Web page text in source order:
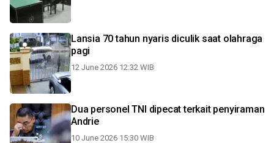
Lansia 70 tahun nyaris diculik saat olahraga
pagi
12 June 2026 12:32 WIB
Dua personel TNI dipecat terkait penyiraman
Andrie
10 June 2026 15:30 WIB